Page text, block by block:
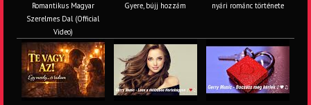
Romantikus Magyar
Szerelmes Dal (Official
Video)
Gyere, bújj hozzám
nyári románc története